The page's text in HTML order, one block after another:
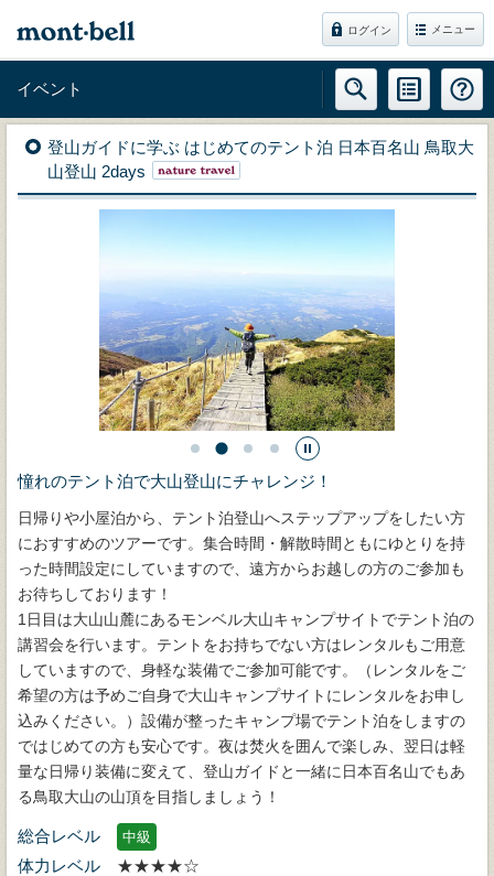
ログイン メニュー
イベント
登山ガイドに学ぶ はじめてのテント泊 日本百名山 鳥取大
山登山 2days
憧れのテント泊で大山登山にチャレンジ！
日帰りや小屋泊から、テント泊登山へステップアップをしたい方
におすすめのツアーです。集合時間・解散時間ともにゆとりを持
った時間設定にしていますので、遠方からお越しの方のご参加も
お待ちしております！
1日目は大山山麓にあるモンベル大山キャンプサイトでテント泊の
講習会を行います。テントをお持ちでない方はレンタルもご用意
していますので、身軽な装備でご参加可能です。（レンタルをご
希望の方は予めご自身で大山キャンプサイトにレンタルをお申し
込みください。）設備が整ったキャンプ場でテント泊をしますの
ではじめての方も安心です。夜は焚火を囲んで楽しみ、翌日は軽
量な日帰り装備に変えて、登山ガイドと一緒に日本百名山でもあ
る鳥取大山の山頂を目指しましょう！
総合レベル 中級
体力レベル
★★★★☆